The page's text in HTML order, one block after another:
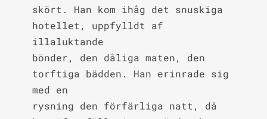
skört. Han kom ihåg det snuskiga
hotellet, uppfylldt af
illaluktande
bönder, den dåliga maten, den
torftiga bädden. Han erinrade sig
med en
rysning den förfärliga natt, då